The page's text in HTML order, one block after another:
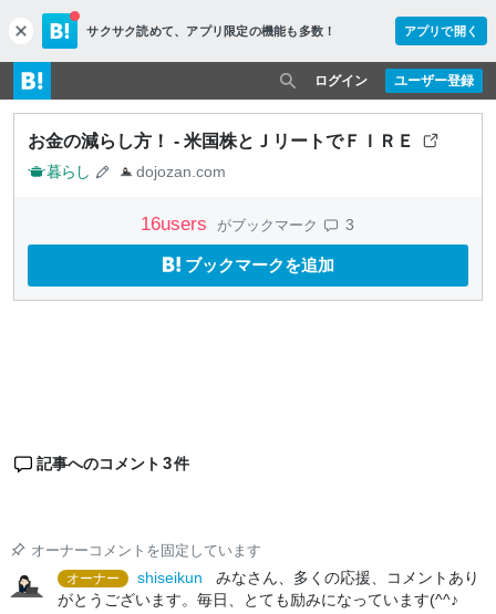
c
l
o
s
e
サクサク読めて、 アプリ限定の機能も多数！ アプリで開く
ユーザー登録
ログイン
お金の減らし方！ - 米国株とＪリートでＦＩＲＥ
暮らし dojozan.com
16users がブックマーク 3
ブックマークを追加
記事へのコメント 3件
オーナーコメントを固定しています
オーナー
shiseikun
みなさん、多くの応援、コメントあり
がとうございます。毎日、とても励みになっています(^^♪